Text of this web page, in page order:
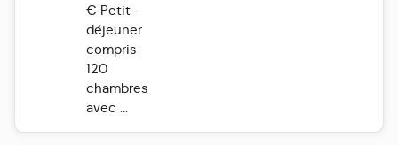
€ Petit-
déjeuner
compris
120
chambres
avec ...